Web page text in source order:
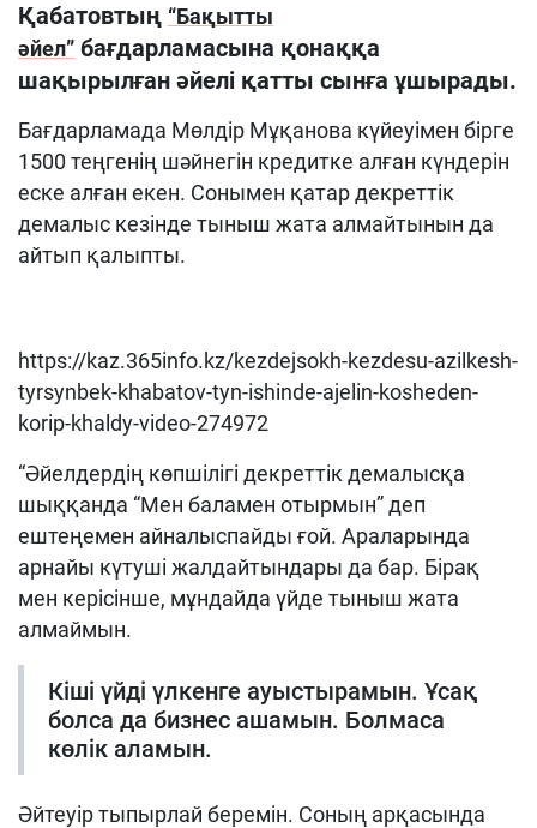
Қабатовтың “Бақытты
әйел” бағдарламасына қонаққа
шақырылған әйелі қатты сынға ұшырады.
Бағдарламада Мөлдір Мұқанова күйеуімен бірге
1500 теңгенің шәйнегін кредитке алған күндерін
еске алған екен. Сонымен қатар декреттік
демалыс кезінде тыныш жата алмайтынын да
айтып қалыпты.
https://kaz.365info.kz/kezdejsokh-kezdesu-azilkesh-
tyrsynbek-khabatov-tyn-ishinde-ajelin-kosheden-
korip-khaldy-video-274972
“Әйелдердің көпшілігі декреттік демалысқа
шыққанда “Мен баламен отырмын” деп
ештеңемен айналыспайды ғой. Араларында
арнайы күтуші жалдайтындары да бар. Бірақ
мен керісінше, мұндайда үйде тыныш жата
алмаймын.
Кіші үйді үлкенге ауыстырамын. Ұсақ
болса да бизнес ашамын. Болмаса
көлік аламын.
Әйтеуір тыпырлай беремін. Соның арқасында